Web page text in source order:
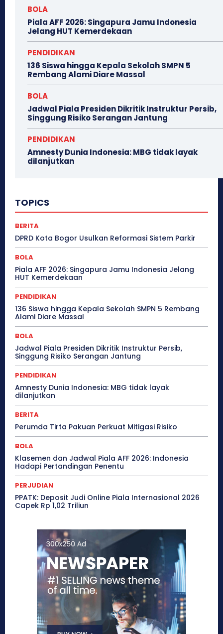
BOLA
Piala AFF 2026: Singapura Jamu Indonesia
Jelang HUT Kemerdekaan
PENDIDIKAN
136 Siswa hingga Kepala Sekolah SMPN 5
Rembang Alami Diare Massal
BOLA
Jadwal Piala Presiden Dikritik Instruktur Persib,
Singgung Risiko Serangan Jantung
PENDIDIKAN
Amnesty Dunia Indonesia: MBG tidak layak
dilanjutkan
TOPICS
BERITA
DPRD Kota Bogor Usulkan Reformasi Sistem Parkir
BOLA
Piala AFF 2026: Singapura Jamu Indonesia Jelang
HUT Kemerdekaan
PENDIDIKAN
136 Siswa hingga Kepala Sekolah SMPN 5 Rembang
Alami Diare Massal
BOLA
Jadwal Piala Presiden Dikritik Instruktur Persib,
Singgung Risiko Serangan Jantung
PENDIDIKAN
Amnesty Dunia Indonesia: MBG tidak layak
dilanjutkan
BERITA
Perumda Tirta Pakuan Perkuat Mitigasi Risiko
BOLA
Klasemen dan Jadwal Piala AFF 2026: Indonesia
Hadapi Pertandingan Penentu
PERJUDIAN
PPATK: Deposit Judi Online Piala Internasional 2026
Capek Rp 1,02 Triliun